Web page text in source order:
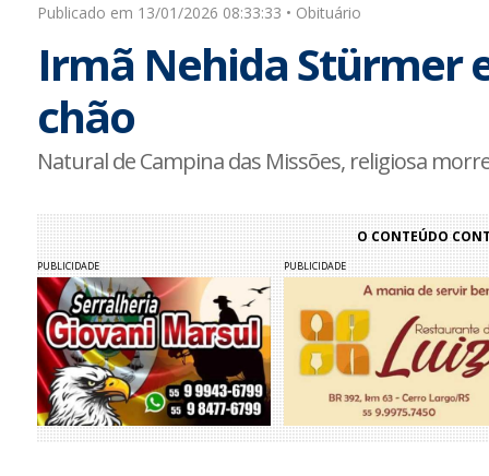
Publicado em 13/01/2026 08:33:33 • Obituário
Irmã Nehida Stürmer
chão
Natural de Campina das Missões, religiosa
O CONTEÚDO
PUBLICIDADE PUBLICIDADE